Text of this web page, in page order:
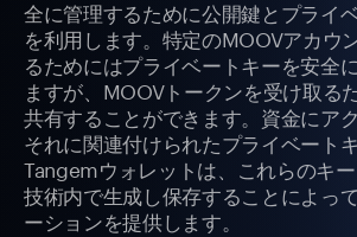
全に管理するために公開鍵とプライ
を利用します。特定のMOOVアカウ
るためにはプライベートキーを安全
ますが、MOOVトークンを受け取る
共有することができます。資金にア
それに関連付けられたプライベート
Tangemウォレットは、これらのキ
技術内で生成し保存することによっ
ーションを提供します。